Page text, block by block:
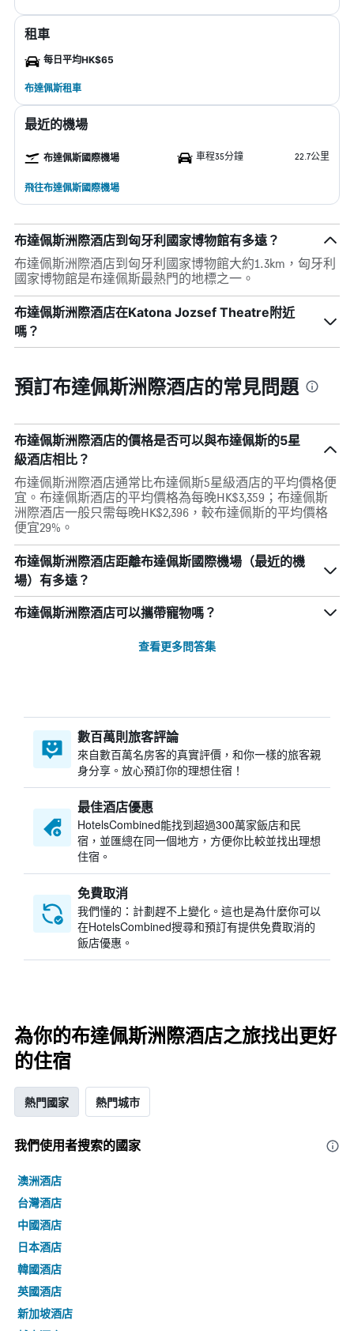
租車
每日平均HK$65
布達佩斯租車
最近的機場
布達佩斯國際機場 車程35分鐘 22.7公里
飛往布達佩斯國際機場
布達佩斯洲際酒店到匈牙利國家博物館有多遠？
布達佩斯洲際酒店到匈牙利國家博物館大約1.3km，匈牙利
國家博物館是布達佩斯最熱門的地標之一。
布達佩斯洲際酒店在Katona Jozsef Theatre附近
嗎？
預訂布達佩斯洲際酒店的常見問題
布達佩斯洲際酒店的價格是否可以與布達佩斯的5星
級酒店相比？
布達佩斯洲際酒店通常比布達佩斯5星級酒店的平均價格便
宜。布達佩斯酒店的平均價格為每晚HK$3,359；布達佩斯
洲際酒店一般只需每晚HK$2,396，較布達佩斯的平均價格
便宜29%。
布達佩斯洲際酒店距離布達佩斯國際機場（最近的機
場）有多遠？
布達佩斯洲際酒店可以攜帶寵物嗎？
查看更多問答集
數百萬則旅客評論
來自數百萬名房客的真實評價，和你一樣的旅客親
身分享。放心預訂你的理想住宿！
最佳酒店優惠
HotelsCombined​能找到超過300萬家飯店和民
宿，並匯總在同一個地方，方便你比較並找出理想
住宿。
免費取消
我們懂的：計劃趕不上變化。這也是為什麼你可以
在HotelsCombined搜尋和預訂有提供免費取消的
飯店優惠。
為你的布達佩斯洲際酒店之旅找出更好
的住宿
熱門國家 熱門城市
我們使用者搜索的國家
澳洲酒店
台灣酒店
中國酒店
日本酒店
韓國酒店
英國酒店
新加坡酒店